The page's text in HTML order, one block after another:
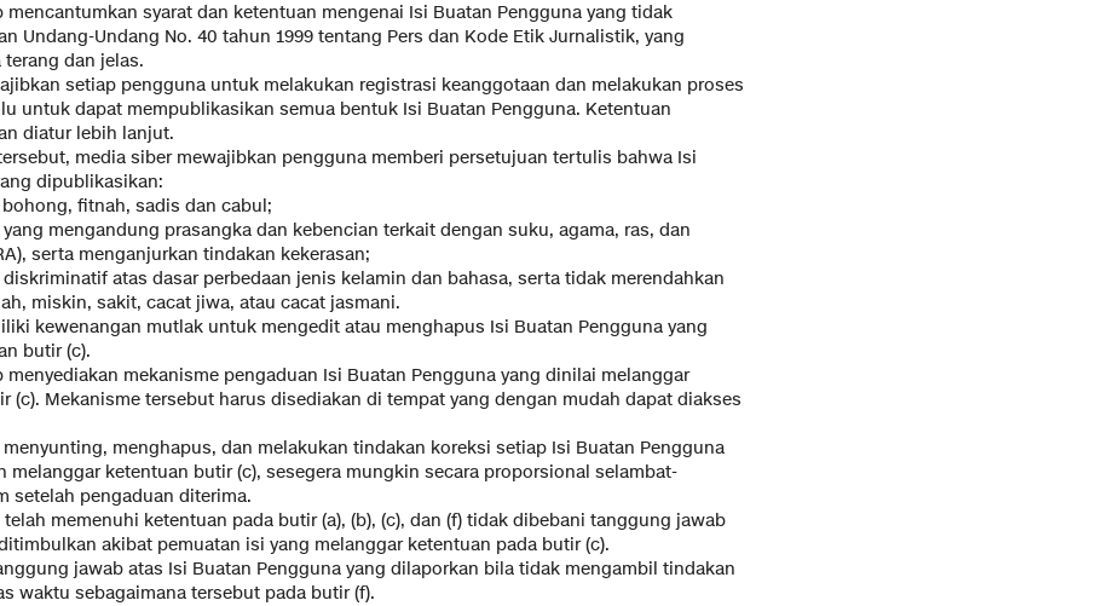
mencantumkan syarat dan ketentuan mengenai Isi Buatan Pengguna yang tidak
Undang-Undang No. 40 tahun 1999 tentang Pers dan Kode Etik Jurnalistik, yang
dan jelas.
setiap pengguna untuk melakukan registrasi keanggotaan dan melakukan proses
untuk dapat mempublikasikan semua bentuk Isi Buatan Pengguna. Ketentuan
diatur lebih lanjut.
media siber mewajibkan pengguna memberi persetujuan tertulis bahwa Isi
dipublikasikan:
fitnah, sadis dan cabul;
mengandung prasangka dan kebencian terkait dengan suku, agama, ras, dan
serta menganjurkan tindakan kekerasan;
atas dasar perbedaan jenis kelamin dan bahasa, serta tidak merendahkan
miskin, sakit, cacat jiwa, atau cacat jasmani.
kewenangan mutlak untuk mengedit atau menghapus Isi Buatan Pengguna yang
butir (c).
menyediakan mekanisme pengaduan Isi Buatan Pengguna yang dinilai melanggar
(c). Mekanisme tersebut harus disediakan di tempat yang dengan mudah dapat diakses
menghapus, dan melakukan tindakan koreksi setiap Isi Buatan Pengguna
melanggar ketentuan butir (c), sesegera mungkin secara proporsional selambat-
setelah pengaduan diterima.
memenuhi ketentuan pada butir (a), (b), (c), dan (f) tidak dibebani tanggung jawab
akibat pemuatan isi yang melanggar ketentuan pada butir (c).
jawab atas Isi Buatan Pengguna yang dilaporkan bila tidak mengambil tindakan
waktu sebagaimana tersebut pada butir (f).